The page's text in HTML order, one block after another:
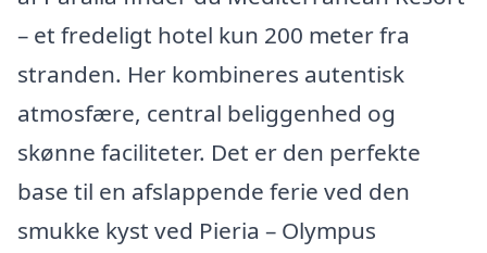
– et fredeligt hotel kun 200 meter fra
stranden. Her kombineres autentisk
atmosfære, central beliggenhed og
skønne faciliteter. Det er den perfekte
base til en afslappende ferie ved den
smukke kyst ved Pieria – Olympus